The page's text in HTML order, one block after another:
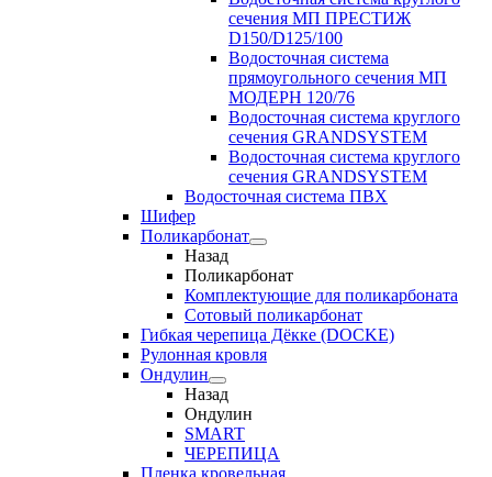
сечения МП ПРЕСТИЖ
D150/D125/100
Водосточная система
прямоугольного сечения МП
МОДЕРН 120/76
Водосточная система круглого
сечения GRANDSYSTEM
Водосточная система круглого
сечения GRANDSYSTEM
Водосточная система ПВХ
Шифер
Поликарбонат
Назад
Поликарбонат
Комплектующие для поликарбоната
Сотовый поликарбонат
Гибкая черепица Дёкке (DOCKE)
Рулонная кровля
Ондулин
Назад
Ондулин
SMART
ЧЕРЕПИЦА
Пленка кровельная